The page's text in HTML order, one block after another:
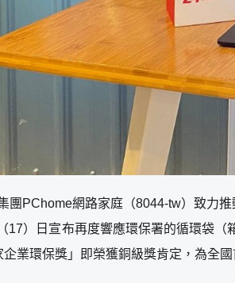
團PChome網路家庭（8044-tw）致力
17）日宣布再度響應環保署的循環袋
業環保獎」即榮獲銅級獎肯定，為全